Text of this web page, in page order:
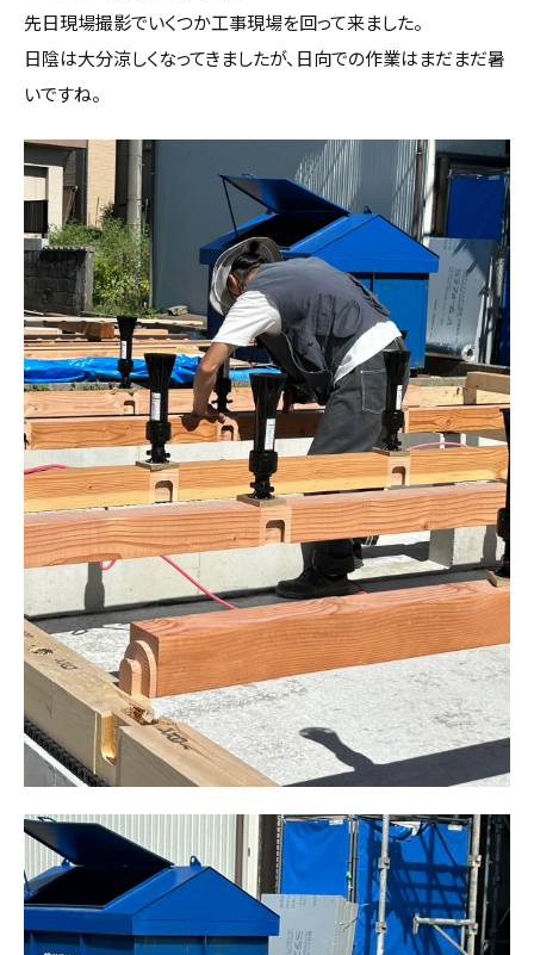
不動産情報
無料相談 イベント 資料請求
先日現場撮影でいくつか工事現場を回って来ました。
日陰は大分涼しくなってきましたが、日向での作業はまだまだ暑
いですね。